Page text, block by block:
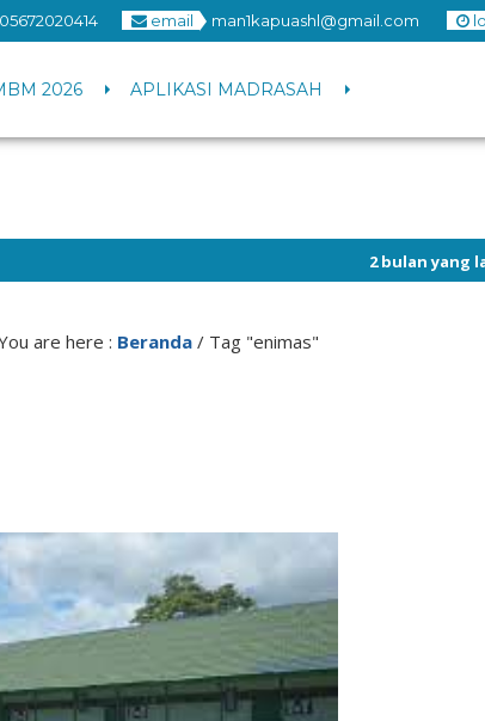
05672020414 email man1kapuashl@gmail.com
2026 APLIKASI MADRASAH
2 bulan yang lalu/ Info
are here : Beranda/ Tag "enimas"